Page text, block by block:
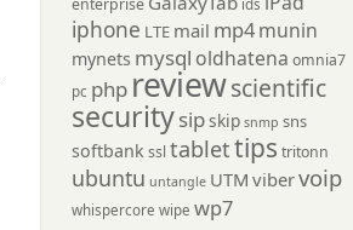
enterprise ids
iphone LTE mail mp4munin
mynets mysql oldhatena omnia7
pc php reviewscientific
securitysipskip snmp sns
softbankssl tablettips tritonn
ubuntu untangle UTM vibervoip
whispercore wipe wp7